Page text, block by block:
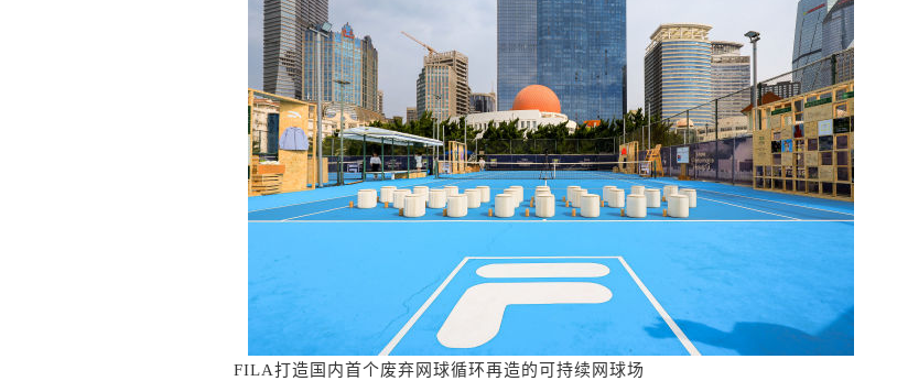
FILA打造国内首个废弃网球循环再造的可持续网球场